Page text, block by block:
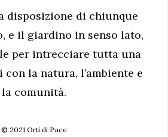
disposizione di chiunque
e il giardino in senso lato,
per intrecciare tutta una
con la natura, l’ambiente e
la comunità.
© 2021 Orti di Pace